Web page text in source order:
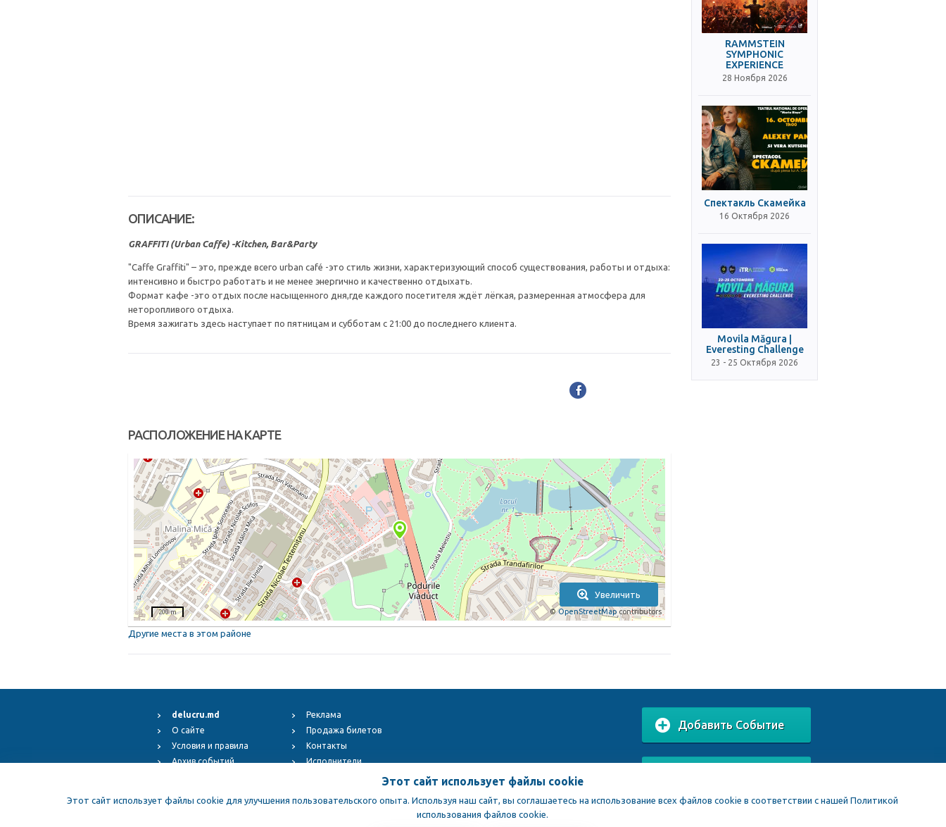
ОПИСАНИЕ:
GRAFFITI (Urban Caffe) -Kitchen, Bar&Party
"Caffe Graffiti" – это, прежде всего urban café -это стиль жизни, характеризующий способ существования, работы и отдыха:
интенсивно и быстро работать и не менее энергично и качественно отдыхать.
Формат кафе -это отдых после насыщенного дня,где каждого посетителя ждёт лёгкая, размеренная атмосфера для
неторопливого отдыха.
Время зажигать здесь наступает по пятницам и субботам с 21:00 до последнего клиента.
РАСПОЛОЖЕНИЕ НА КАРТЕ
Увеличить
©OpenStreetMap contributors
200 m
Другие места в этом районе
RAMMSTEIN
SYMPHONIC
EXPERIENCE
28 Ноября 2026
Спектакль Скамейка
16 Октября 2026
Movila Măgura |
Everesting Challenge
23 - 25 Октября 2026
delucru.md
О сайте
Условия и правила
Архив событий
Реклама
Продажа билетов
Контакты
Исполнители
Copyright © 2009-2026TENEREVENT
Добавить Событие
Этот сайт использует файлы cookie
Этот сайт использует файлы cookie для улучшения пользовательского опыта. Используя наш сайт, вы соглашаетесь на использование всех файлов cookie в соответствии с нашей Политикой
использования файлов cookie.